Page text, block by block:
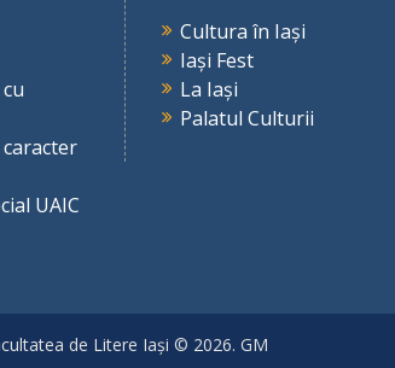
UAIC
Cultura în Iași
Iași Fest
La Iași
Palatul Culturii
de Litere Iași © 2026. GM